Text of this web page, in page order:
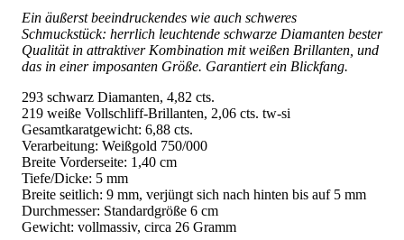
Ein äußerst beeindruckendes wie auch schweres
Schmuckstück: herrlich leuchtende schwarze Diamanten bester
Qualität in attraktiver Kombination mit weißen Brillanten, und
das in einer imposanten Größe. Garantiert ein Blickfang.
293 schwarz Diamanten, 4,82 cts.
219 weiße Vollschliff-Brillanten, 2,06 cts. tw-si
Gesamtkaratgewicht: 6,88 cts.
Verarbeitung: Weißgold 750/000
Breite Vorderseite: 1,40 cm
Tiefe/Dicke: 5 mm
Breite seitlich: 9 mm, verjüngt sich nach hinten bis auf 5 mm
Durchmesser: Standardgröße 6 cm
Gewicht: vollmassiv, circa 26 Gramm